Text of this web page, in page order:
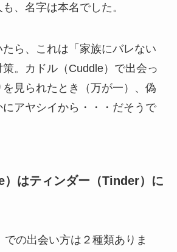
、名字は本名でした。
ら、これは「家族にバレない
。カドル（Cuddle）で出会っ
見られたとき（万が一）、偽
アヤシイから・・・だそうで
）はティンダー（Tinder）に
での出会い方は２種類ありま